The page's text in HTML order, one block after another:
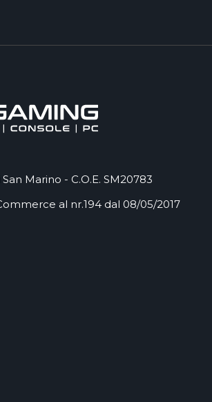
Marino - C.O.E. SM20783
al nr.194 dal 08/05/2017